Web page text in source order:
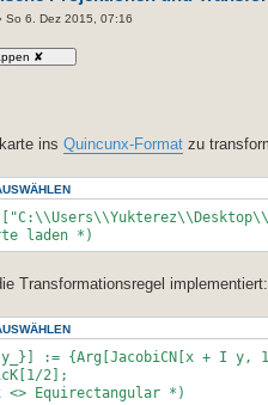
So 6. Dez 2015, 07:16
ins Quincunx-Format zu
laden *)
Transformationsregel implementiert:
y_}] := {Arg[JacobiCN[x + I
2];
<> Equirectangular *)